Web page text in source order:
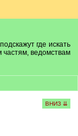
где искать
частям, ведомствам
ВНИЗ ⇊